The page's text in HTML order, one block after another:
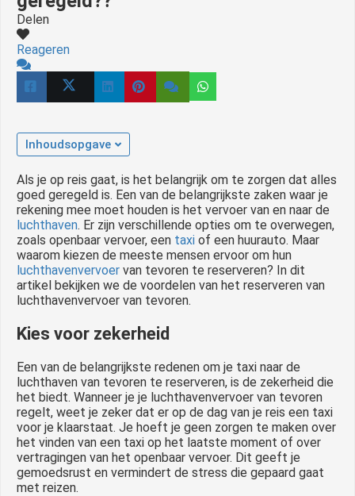
Delen
Reageren
Inhoudsopgave
Als je op reis gaat, is het belangrijk om te zorgen dat alles
goed geregeld is. Een van de belangrijkste zaken waar je
rekening mee moet houden is het vervoer van en naar de
luchthaven. Er zijn verschillende opties om te overwegen,
zoals openbaar vervoer, een taxi of een huurauto. Maar
waarom kiezen de meeste mensen ervoor om hun
luchthavenvervoer van tevoren te reserveren? In dit
artikel bekijken we de voordelen van het reserveren van
luchthavenvervoer van tevoren.
Kies voor zekerheid
Een van de belangrijkste redenen om je taxi naar de
luchthaven van tevoren te reserveren, is de zekerheid die
het biedt. Wanneer je je luchthavenvervoer van tevoren
regelt, weet je zeker dat er op de dag van je reis een taxi
voor je klaarstaat. Je hoeft je geen zorgen te maken over
het vinden van een taxi op het laatste moment of over
vertragingen van het openbaar vervoer. Dit geeft je
gemoedsrust en vermindert de stress die gepaard gaat
met reizen.